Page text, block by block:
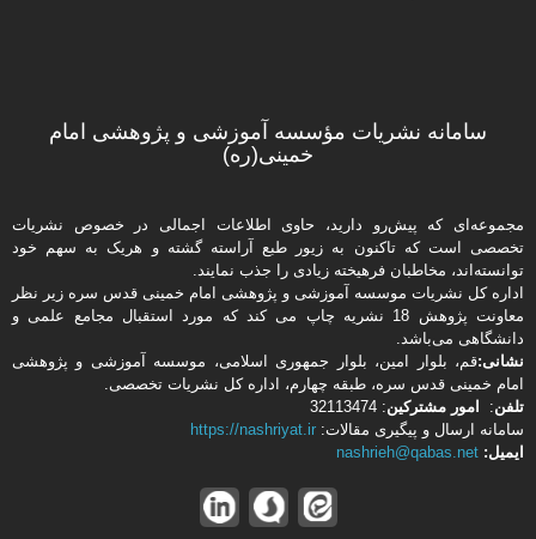
سامانه نشریات مؤسسه آموزشی و پژوهشی امام
خمینی(ره)
مجموعه‌ای که پیش‌رو دارید،‌ حاوی اطلاعات اجمالی در خصوص نشریات
تخصصی است که تاکنون به زیور طبع آراسته گشته و هریک به سهم خود
توانسته‌اند، مخاطبان فرهیخته‌ زیادی را جذب نمایند.
اداره كل نشریات موسسه آموزشی و پژوهشی امام خمینی قدس سره زیر نظر
معاونت پژوهش 18 نشریه چاپ می کند که مورد استقبال مجامع علمی و
دانشگاهی می‌باشد.
نشانی:قم، بلوار امین، بلوار جمهوری اسلامی، موسسه آموزشی و پژوهشی
امام خمینی قدس سره، طبقه چهارم، اداره كل نشریات تخصصی.
تلفن: امور مشتركین: 32113474
سامانه ارسال و پیگیری مقالات: https://nashriyat.ir
ایمیل: nashrieh@qabas.net